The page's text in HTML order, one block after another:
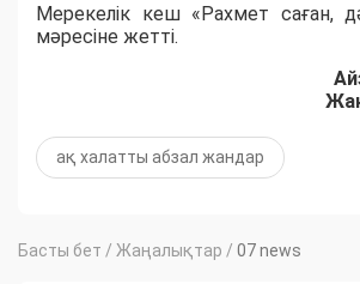
Мерекелік кеш «Рахмет саған,
мәресіне жетті.
ақ халатты абзал жандар
Басты бет / Жаңалықтар / 07 news